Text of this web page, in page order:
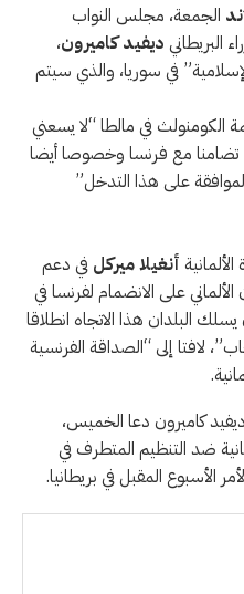
الجمعة، مجلس النواب
البريطاني ديفيد كاميرون،
في سوريا، والذي سيتم
في مالطا “لا يسعني
تضامنا مع فرنسا وخصوصا أيضا
على هذا التدخل”
أنغيلا ميركل في دعم
على الانضمام لفرنسا في
البلدان هذا الاتجاه انطلاقا
لافتا إلى “الصداقة الفرنسية
ديفيد كاميرون دعا الخميس،
ضد التنظيم المتطرف في
الأسبوع المقبل في بريطانيا.